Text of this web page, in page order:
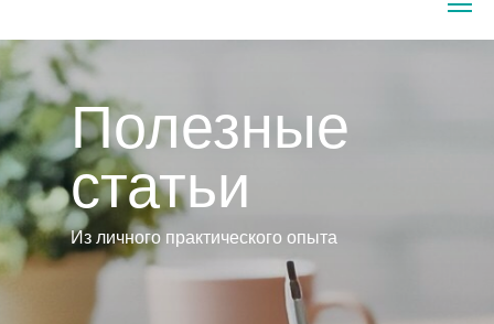
Полезные
статьи
Из личного практического опыта